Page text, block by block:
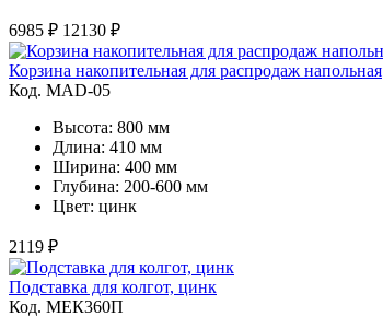
6985 ₽ 12130 ₽
Корзина накопительная для распродаж напольная
Код. MAD-05
Высота: 800 мм
Длина: 410 мм
Ширина: 400 мм
Глубина: 200-600 мм
Цвет: цинк
2119 ₽
Подставка для колгот, цинк
Код. MЕК360П